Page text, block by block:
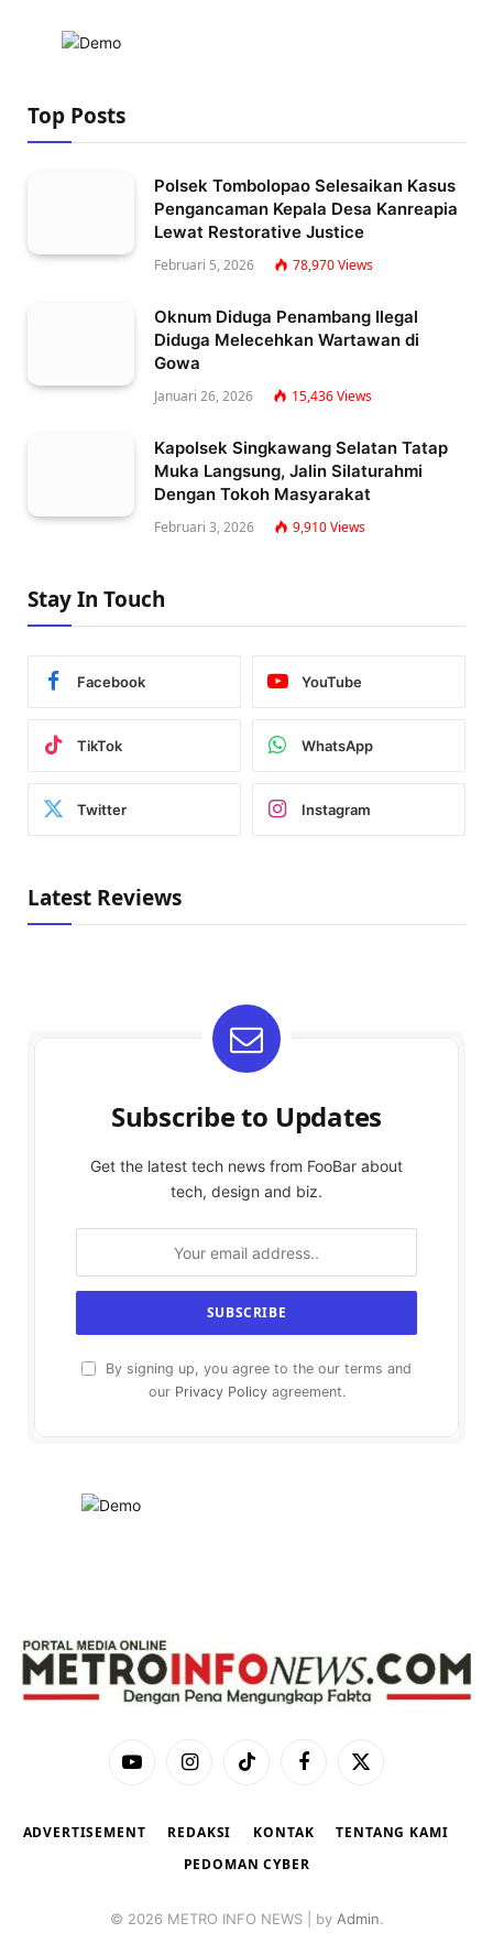
Top Posts
Polsek Tombolopao Selesaikan Kasus
Pengancaman Kepala Desa Kanreapia
Lewat Restorative Justice
Februari 5, 2026 78,970Views
Oknum Diduga Penambang Ilegal
Diduga Melecehkan Wartawan di
Gowa
Januari 26, 2026 15,436Views
Kapolsek Singkawang Selatan Tatap
Muka Langsung, Jalin Silaturahmi
Dengan Tokoh Masyarakat
Februari 3, 2026 9,910Views
Stay In Touch
Facebook YouTube
TikTok WhatsApp
Twitter Instagram
Latest Reviews
Subscribe to Updates
Get the latest tech news from FooBar about
tech, design and biz.
By signing up, you agree to the our terms and
our Privacy Policyagreement.
YouTubeInstagramTikTok Facebook
X
ADVERTISEMENT REDAKSI KONTAK
TENTANG KAMI
PEDOMAN CYBER
© 2026 METRO INFO NEWS | by Admin.